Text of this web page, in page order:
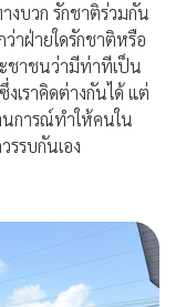
งบวก รักชาติร่วมกัน
าฝ่ายใดรักชาติหรือ
ชาชนว่ามีท่าทีเป็น
เราคิดต่างกันได้ แต่
นการณ์ทำให้คนใน
รบกันเอง